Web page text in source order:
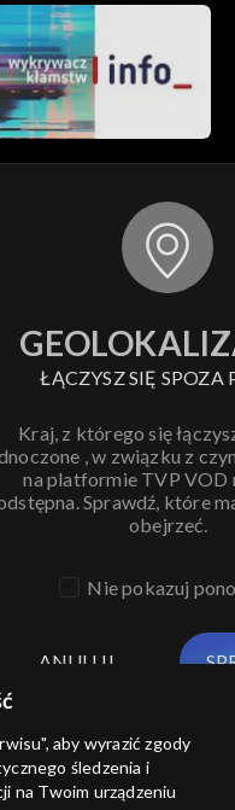
ŁĄCZYSZ SIĘ SPOZA
Kraj, z którego się
, w związku z
na platformie TVP VOD
Sprawdź, które
obejrzeć.
Nie pokazuj
ANULUJ
aby wyrazić zgody
śledzenia i
na Twoim urządzeniu